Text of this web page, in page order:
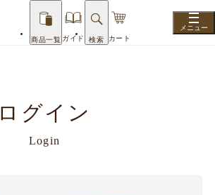
商品一覧 ガイド 検索 カート
ログイン
Login